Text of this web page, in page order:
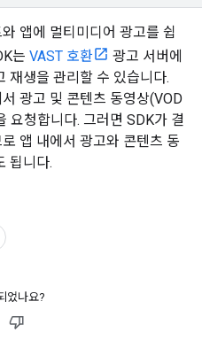
앱에 멀티미디어 광고를 쉽
는 VAST 호환
광고 서버에
재생을 관리할 수 있습니다.
광고 및 콘텐츠 동영상(VOD
요청합니다. 그러면 SDK가 결
앱 내에서 광고와 콘텐츠 동
됩니다.
었나요?